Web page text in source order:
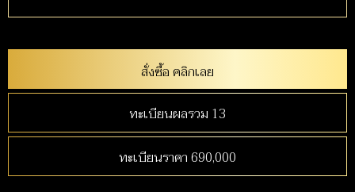
สั่งซื้อ คลิกเลย
ทะเบียนผลรวม 13
ทะเบียนราคา 690,000